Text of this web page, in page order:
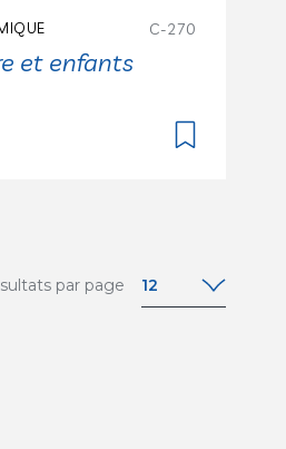
C-270
et enfants
par page 12